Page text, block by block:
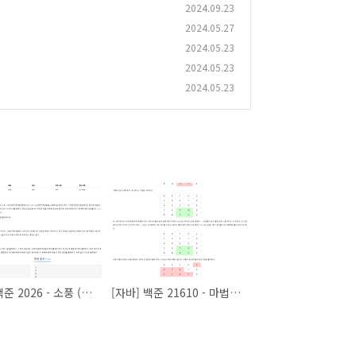
2024.09.23
2024.05.27
2024.05.23
2024.05.23
2024.05.23
[자바] 백준 2026 - 소풍 (java) [자바] 백준 21610 - 마법사 상어와 비바라기 (java)